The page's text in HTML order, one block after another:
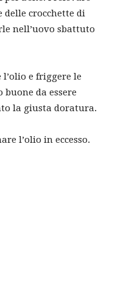
delle crocchette di
nell’uovo sbattuto
e friggere le
buone da essere
la giusta doratura.
l’olio in eccesso.